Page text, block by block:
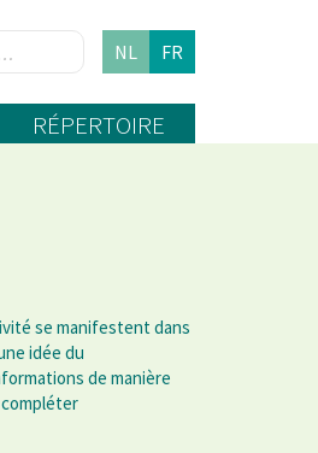
NL FR
RÉPERTOIRE
se manifestent dans
idée du
de manière